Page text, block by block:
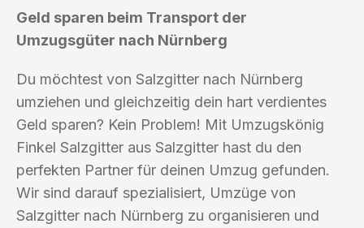
Geld sparen beim Transport der
Umzugsgüter nach Nürnberg
Du möchtest von Salzgitter nach Nürnberg
umziehen und gleichzeitig dein hart verdientes
Geld sparen? Kein Problem! Mit Umzugskönig
Finkel Salzgitter aus Salzgitter hast du den
perfekten Partner für deinen Umzug gefunden.
Wir sind darauf spezialisiert, Umzüge von
Salzgitter nach Nürnberg zu organisieren und